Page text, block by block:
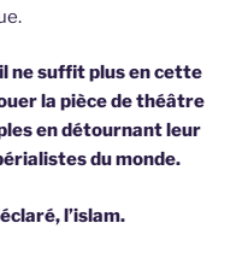
ne suffit plus en cette
la pièce de théâtre
en détournant leur
du monde.
l’islam.